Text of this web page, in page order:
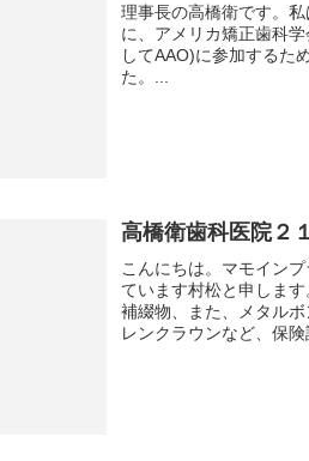
理事長の高橋衛です。
に、アメリカ矯正歯科
してAAO)に参加するた
た。...
高橋衛歯科医院２
こんにちは。マモイン
ています村松と申しま
補綴物、また、メタル
レンクラウンなど、保